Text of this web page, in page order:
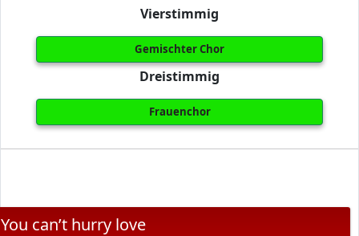
Vierstimmig
Gemischter Chor
Dreistimmig
Frauenchor
You can’t hurry love